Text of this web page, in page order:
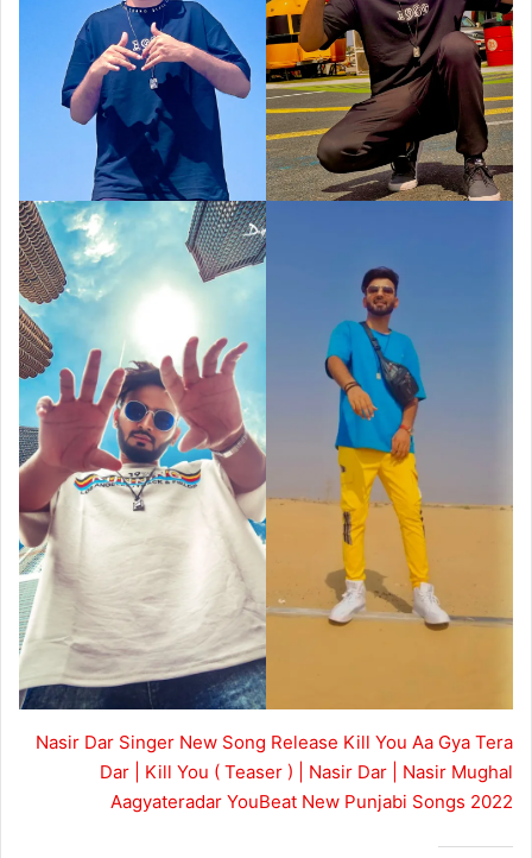
Nasir Dar Singer New Song Release Kill You Aa Gya Tera
Dar | Kill You ( Teaser ) | Nasir Dar | Nasir Mughal
Aagyateradar YouBeat New Punjabi Songs 2022